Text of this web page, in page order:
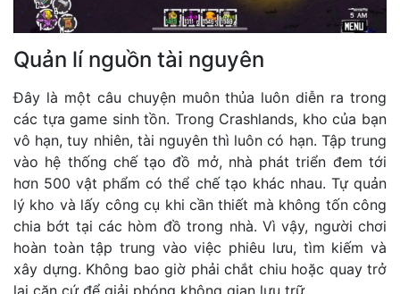
Quản lí nguồn tài nguyên
Đây là một câu chuyện muôn thủa luôn diễn ra trong
các tựa game sinh tồn. Trong Crashlands, kho của bạn
vô hạn, tuy nhiên, tài nguyên thì luôn có hạn. Tập trung
vào hệ thống chế tạo đồ mở, nhà phát triển đem tới
hơn 500 vật phẩm có thể chế tạo khác nhau. Tự quản
lý kho và lấy công cụ khi cần thiết mà không tốn công
chia bớt tại các hòm đồ trong nhà. Vì vậy, người chơi
hoàn toàn tập trung vào việc phiêu lưu, tìm kiếm và
xây dựng. Không bao giờ phải chắt chiu hoặc quay trở
lại căn cứ để giải phóng không gian lưu trữ.